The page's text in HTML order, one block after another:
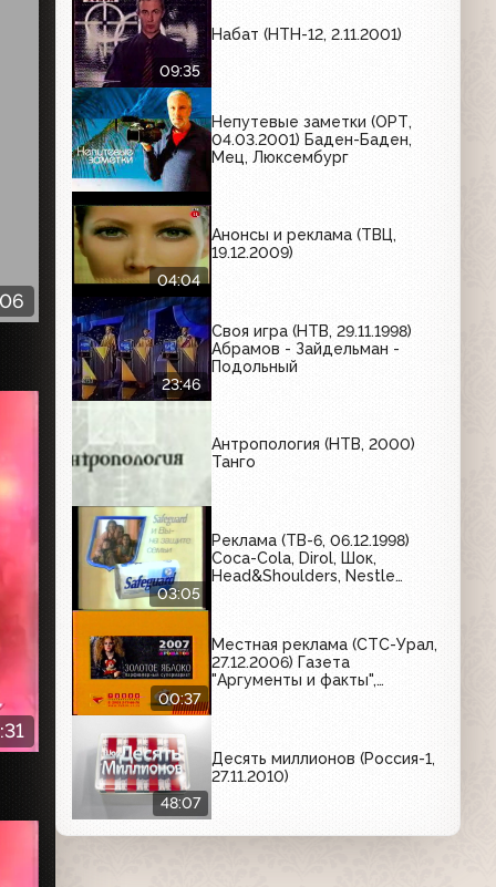
09:35
Набат (НТН-12, 2.11.2001)
Непутевые заметки (ОРТ,
04.03.2001) Баден-Баден,
Мец, Люксембург
04:04
Анонсы и реклама (ТВЦ,
19.12.2009)
23:46
Своя игра (НТВ, 29.11.1998)
Абрамов - Зайдельман -
Подольный
Антропология (НТВ, 2000)
Танго
03:05
Реклама (ТВ-6, 06.12.1998)
Coca-Cola, Dirol, Шок,
Head&Shoulders, Nestle
00:37
Местная реклама (СТС-Урал,
27.12.2006) Газета
"Аргументы и факты",
48:07
Десять миллионов (Россия-1,
27.11.2010)